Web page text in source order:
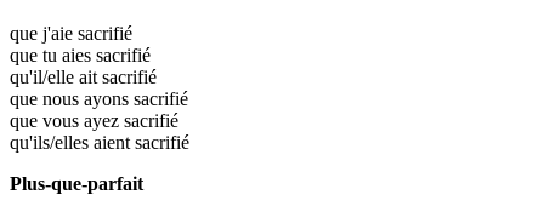
que j'aie sacrifié
que tu aies sacrifié
qu'il/elle ait sacrifié
que nous ayons sacrifié
que vous ayez sacrifié
qu'ils/elles aient sacrifié
Plus-que-parfait